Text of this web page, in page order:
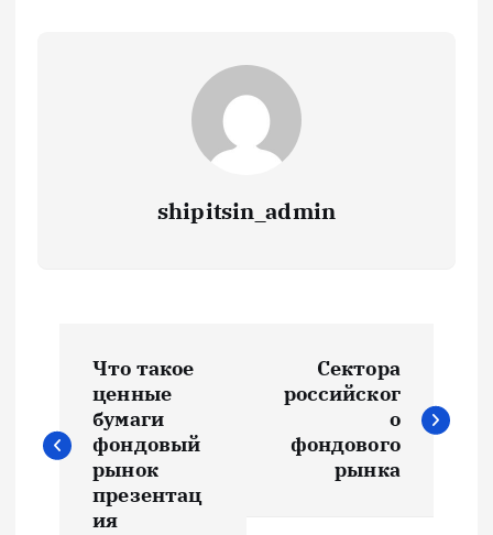
shipitsin_admin
в
Что такое
ценные
бумаги
фондовый
рынок
презентац
ия
Сектора
российског
о
фондового
рынка